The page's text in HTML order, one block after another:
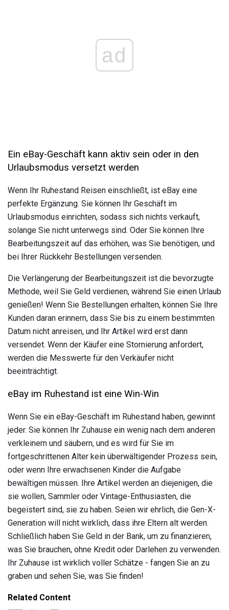
ad
Ein eBay-Geschäft kann aktiv sein oder in den
Urlaubsmodus versetzt werden
Wenn Ihr Ruhestand Reisen einschließt, ist eBay eine
perfekte Ergänzung. Sie können Ihr Geschäft im
Urlaubsmodus einrichten, sodass sich nichts verkauft,
solange Sie nicht unterwegs sind. Oder Sie können Ihre
Bearbeitungszeit auf das erhöhen, was Sie benötigen, und
bei Ihrer Rückkehr Bestellungen versenden.
Die Verlängerung der Bearbeitungszeit ist die bevorzugte
Methode, weil Sie Geld verdienen, während Sie einen Urlaub
genießen! Wenn Sie Bestellungen erhalten, können Sie Ihre
Kunden daran erinnern, dass Sie bis zu einem bestimmten
Datum nicht anreisen, und Ihr Artikel wird erst dann
versendet. Wenn der Käufer eine Stornierung anfordert,
werden die Messwerte für den Verkäufer nicht
beeinträchtigt.
eBay im Ruhestand ist eine Win-Win
Wenn Sie ein eBay-Geschäft im Ruhestand haben, gewinnt
jeder. Sie können Ihr Zuhause ein wenig nach dem anderen
verkleinern und säubern, und es wird für Sie im
fortgeschrittenen Alter kein überwältigender Prozess sein,
oder wenn Ihre erwachsenen Kinder die Aufgabe
bewältigen müssen. Ihre Artikel werden an diejenigen, die
sie wollen, Sammler oder Vintage-Enthusiasten, die
begeistert sind, sie zu haben. Seien wir ehrlich, die Gen-X-
Generation will nicht wirklich, dass ihre Eltern alt werden.
Schließlich haben Sie Geld in der Bank, um zu finanzieren,
was Sie brauchen, ohne Kredit oder Darlehen zu verwenden.
Ihr Zuhause ist wirklich voller Schätze - fangen Sie an zu
graben und sehen Sie, was Sie finden!
Related Content